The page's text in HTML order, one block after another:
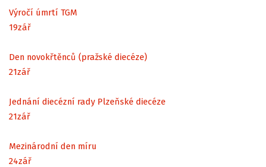
Výročí úmrtí TGM
19zář
Den novokřtěnců (pražské diecéze)
21zář
Jednání diecézní rady Plzeňské diecéze
21zář
Mezinárodní den míru
24zář